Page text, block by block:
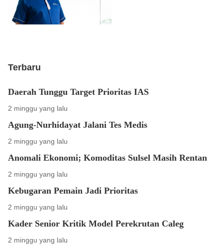
Terbaru
Daerah Tunggu Target Prioritas IAS
2 minggu yang lalu
Agung-Nurhidayat Jalani Tes Medis
2 minggu yang lalu
Anomali Ekonomi; Komoditas Sulsel Masih Rentan
2 minggu yang lalu
Kebugaran Pemain Jadi Prioritas
2 minggu yang lalu
Kader Senior Kritik Model Perekrutan Caleg
2 minggu yang lalu